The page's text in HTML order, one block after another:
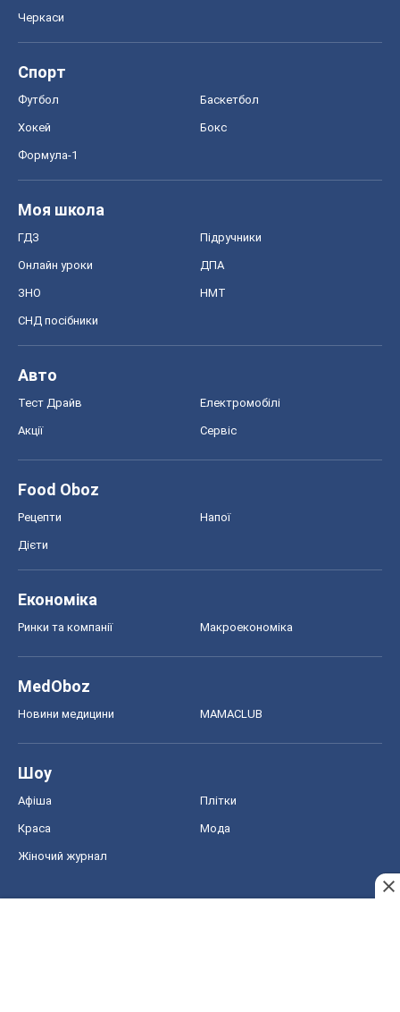
Черкаси
Спорт
Футбол Баскетбол
Хокей Бокс
Формула-1
Моя школа
ГДЗ Підручники
Онлайн уроки ДПА
ЗНО НМТ
СНД посібники
Авто
Тест Драйв Електромобілі
Акції Сервіс
Food Oboz
Рецепти Напої
Дієти
Економіка
Ринки та компанії Макроекономіка
MedOboz
Новини медицини MAMACLUB
Шоу
Афіша Плітки
Краса Мода
Жіночий журнал